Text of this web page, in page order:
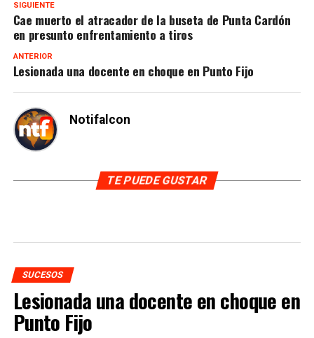
SIGUIENTE
Cae muerto el atracador de la buseta de Punta Cardón
en presunto enfrentamiento a tiros
ANTERIOR
Lesionada una docente en choque en Punto Fijo
Notifalcon
TE PUEDE GUSTAR
SUCESOS
Lesionada una docente en choque en
Punto Fijo